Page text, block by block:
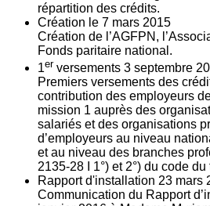
répartition des crédits.
Création le 7 mars 2015
Création de l’AGFPN,
Fonds paritaire national.
1er versements 3 septembre
Premiers versements des
contribution des employeurs
mission 1 auprès des
salariés et des organisations
d’employeurs au niveau
et au niveau des branches
2135‐28 I 1°) et 2°) du code du
Rapport d'installation 23 mars
Communication du Rapport